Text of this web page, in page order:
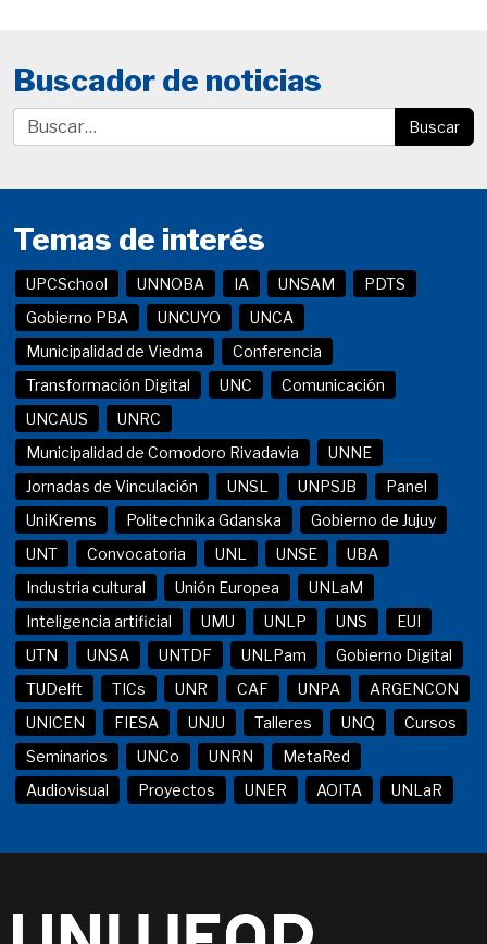
Buscador de noticias
Buscar
Temas de interés
UPCSchool UNNOBA IA UNSAM
PDTS
Gobierno PBA
UNCUYO
UNCA
Municipalidad de Viedma
Conferencia
Transformación Digital
UNC
Comunicación
UNCAUS
UNRC
Municipalidad de Comodoro Rivadavia
UNNE
Jornadas de Vinculación
UNSL UNPSJB
Panel
UniKrems
Politechnika Gdanska
Gobierno de Jujuy
UNT
Convocatoria UNL UNSE
UBA
Industria cultural
Unión Europea
UNLaM
Inteligencia artificial
UMU UNLP UNS
EUI
UTN
UNSA UNTDF UNLPam
Gobierno Digital
TUDelft
TICs UNR CAF UNPA
ARGENCON
UNICEN
FIESA UNJU Talleres UNQ
Cursos
Seminarios
UNCo UNRN
MetaRed
Audiovisual
Proyectos UNER AOITA UNLaR